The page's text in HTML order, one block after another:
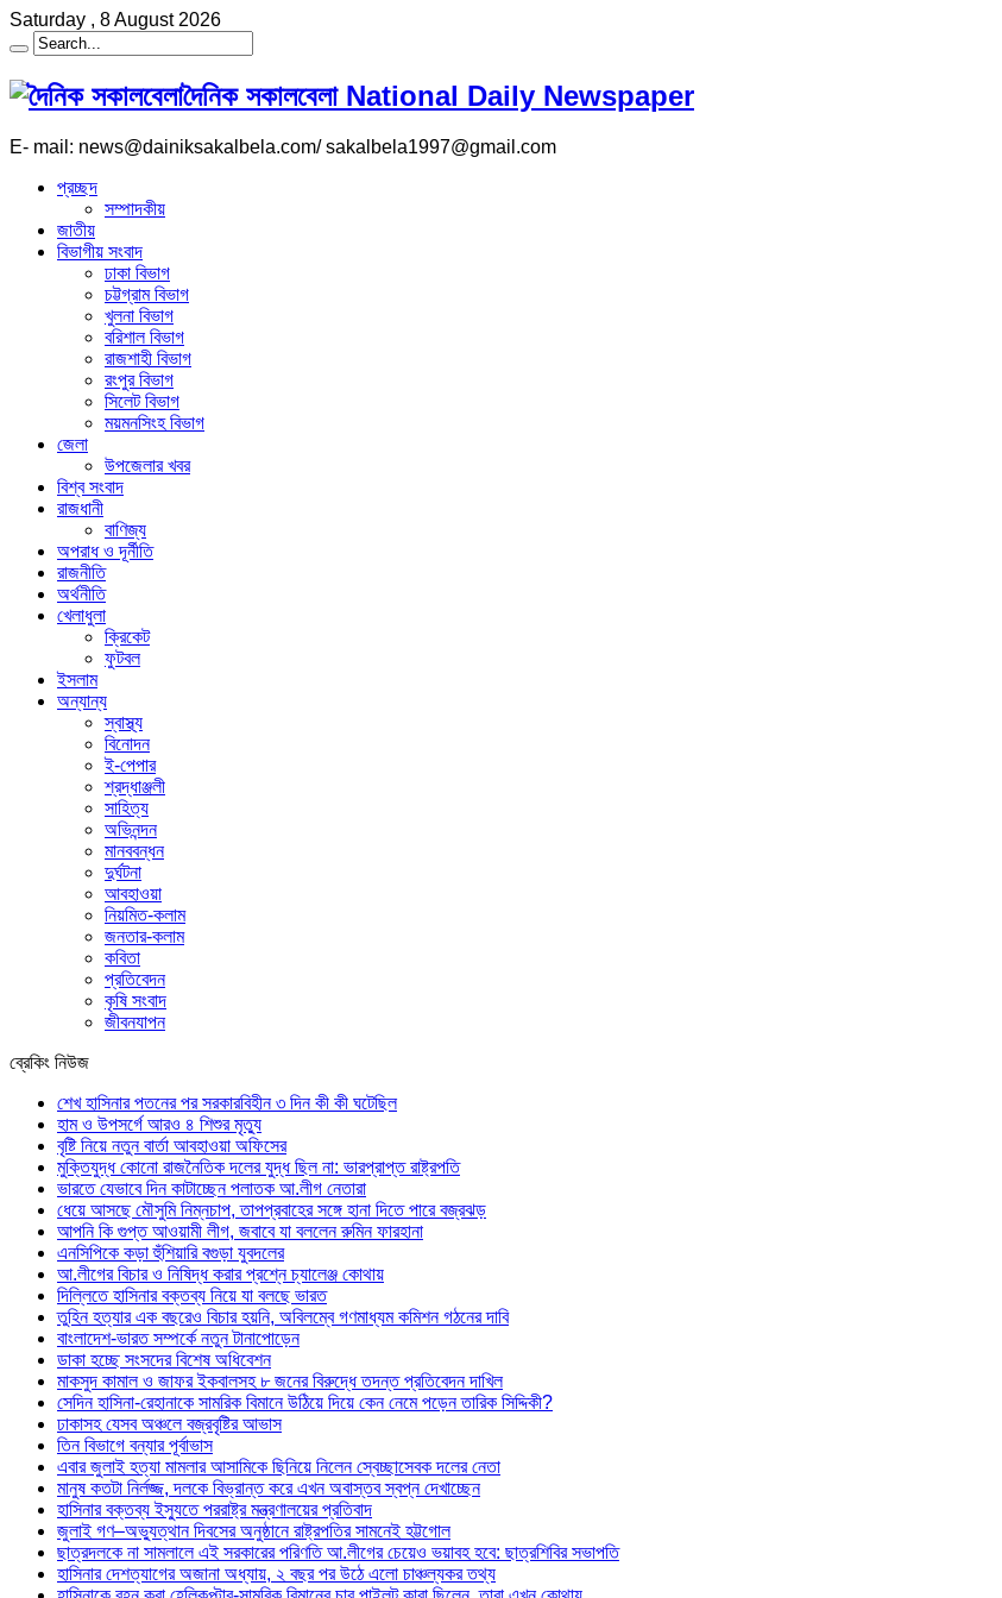
Saturday , 8 August 2026
দৈনিক সকালবেলা National Daily Newspaper
E- mail: news@dainiksakalbela.com/ sakalbela1997@gmail.com
প্রচ্ছদ
সম্পাদকীয়
জাতীয়
বিভাগীয় সংবাদ
ঢাকা বিভাগ
চট্টগ্রাম বিভাগ
খুলনা বিভাগ
বরিশাল বিভাগ
রাজশাহী বিভাগ
রংপুর বিভাগ
সিলেট বিভাগ
ময়মনসিংহ বিভাগ
জেলা
উপজেলার খবর
বিশ্ব সংবাদ
রাজধানী
বাণিজ্য
অপরাধ ও দূর্নীতি
রাজনীতি
অর্থনীতি
খেলাধুলা
ক্রিকেট
ফুটবল
ইসলাম
অন্যান্য
স্বাস্থ্য
বিনোদন
ই-পেপার
শ্রদ্ধাঞ্জলী
সাহিত্য
অভিনন্দন
মানববন্ধন
দুর্ঘটনা
আবহাওয়া
নিয়মিত-কলাম
জনতার-কলাম
কবিতা
প্রতিবেদন
কৃষি সংবাদ
জীবনযাপন
ব্রেকিং নিউজ
শেখ হাসিনার পতনের পর সরকারবিহীন ৩ দিন কী কী ঘটেছিল
হাম ও উপসর্গে আরও ৪ শিশুর মৃত্যু
বৃষ্টি নিয়ে নতুন বার্তা আবহাওয়া অফিসের
মুক্তিযুদ্ধ কোনো রাজনৈতিক দলের যুদ্ধ ছিল না: ভারপ্রাপ্ত রাষ্ট্রপতি
ভারতে যেভাবে দিন কাটাচ্ছেন পলাতক আ.লীগ নেতারা
ধেয়ে আসছে মৌসুমি নিম্নচাপ, তাপপ্রবাহের সঙ্গে হানা দিতে পারে বজ্রঝড়
আপনি কি গুপ্ত আওয়ামী লীগ, জবাবে যা বললেন রুমিন ফারহানা
এনসিপিকে কড়া হুঁশিয়ারি বগুড়া যুবদলের
আ.লীগের বিচার ও নিষিদ্ধ করার প্রশ্নে চ্যালেঞ্জ কোথায়
দিল্লিতে হাসিনার বক্তব্য নিয়ে যা বলছে ভারত
তুহিন হত্যার এক বছরেও বিচার হয়নি, অবিলম্বে গণমাধ্যম কমিশন গঠনের দাবি
বাংলাদেশ-ভারত সম্পর্কে নতুন টানাপোড়েন
ডাকা হচ্ছে সংসদের বিশেষ অধিবেশন
মাকসুদ কামাল ও জাফর ইকবালসহ ৮ জনের বিরুদ্ধে তদন্ত প্রতিবেদন দাখিল
সেদিন হাসিনা-রেহানাকে সামরিক বিমানে উঠিয়ে দিয়ে কেন নেমে পড়েন তারিক সিদ্দিকী?
ঢাকাসহ যেসব অঞ্চলে বজ্রবৃষ্টির আভাস
তিন বিভাগে বন্যার পূর্বাভাস
এবার জুলাই হত্যা মামলার আসামিকে ছিনিয়ে নিলেন স্বেচ্ছাসেবক দলের নেতা
মানুষ কতটা নির্লজ্জ, দলকে বিভ্রান্ত করে এখন অবাস্তব স্বপ্ন দেখাচ্ছেন
হাসিনার বক্তব্য ইস্যুতে পররাষ্ট্র মন্ত্রণালয়ের প্রতিবাদ
জুলাই গণ–অভ্যুত্থান দিবসের অনুষ্ঠানে রাষ্ট্রপতির সামনেই হট্টগোল
ছাত্রদলকে না সামলালে এই সরকারের পরিণতি আ.লীগের চেয়েও ভয়াবহ হবে: ছাত্রশিবির সভাপতি
হাসিনার দেশত্যাগের অজানা অধ্যায়, ২ বছর পর উঠে এলো চাঞ্চল্যকর তথ্য